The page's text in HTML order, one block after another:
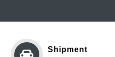
Shipment